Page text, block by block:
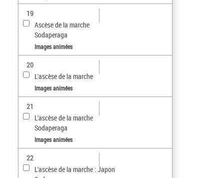
19
Ascèse de la marche
Sodaperaga
Images animées
20
L'ascèse de la marche
Images animées
21
L'ascèse de la marche
Sodaperaga
Images animées
22
L'ascèse de la marche : Japon